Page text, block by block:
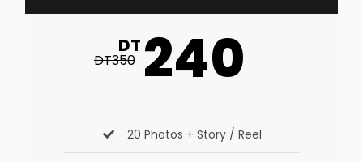
DT350
DT 240
20 Photos + Story / Reel